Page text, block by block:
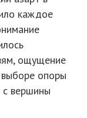
каждое
ощущение
опоры
с вершины